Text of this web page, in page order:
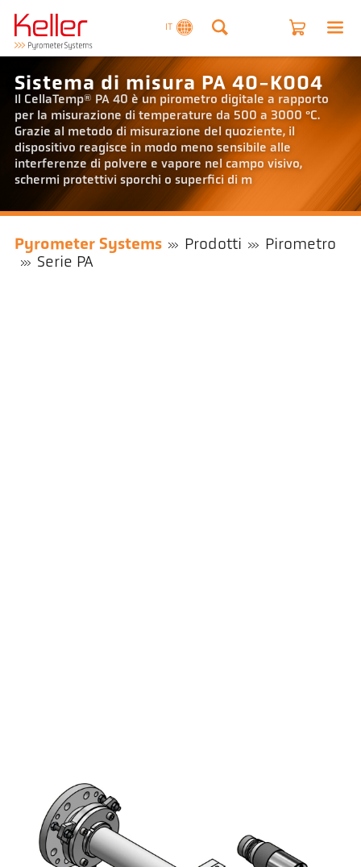
IT
Sistema di misura PA 40-K004
Il CellaTemp® PA 40 è un pirometro digitale a rapporto
per la misurazione di temperature da 500 a 3000 °C.
Grazie al metodo di misurazione del quoziente, il
dispositivo reagisce in modo meno sensibile alle
interferenze di polvere e vapore nel campo visivo,
schermi protettivi sporchi o superfici di m
Pyrometer Systems Prodotti
Pirometro
Serie PA